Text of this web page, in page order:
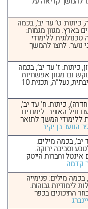
כיתות: ט’ עד יב’, בכמה
בארץ. מגוון מגמות:
ללימודי
נוער. לחצו להמשך
כיתות: ז’ עד יב’, בכמה
ובו מגוון אפשרויות
רב: כיתת מחוננים, כיתת מופת, מנהיגות סביבתית, נעל”ה, תכנית 10
כיתות: ח’ עד יב’,
חיל האוויר. לימודים
ללימודי המשך לתואר
הנוער בן יקיר
בכמה מילים:
וסביבה ירוקה.
אינטל וחברות הייטק
קדמה
מילים: פנימייה
לימודיות גבוהות.
התיכונים בכפר